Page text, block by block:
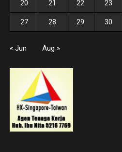
20 21 22 23
27 28 29 30
« Jun Aug »